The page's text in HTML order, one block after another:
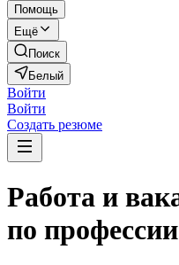
Помощь
Ещё
Поиск
Белый
Войти
Войти
Создать резюме
Работа и
по